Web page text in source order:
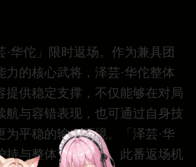
华佗」限时返场。作为兼具团
力的核心武将，泽芸·华佗整体
提供稳定支撑，不仅能够在对局
航与容错表现，也可通过自身技
为平稳的输出环境。「泽芸·华
持与整体节奏维系。此番返场机